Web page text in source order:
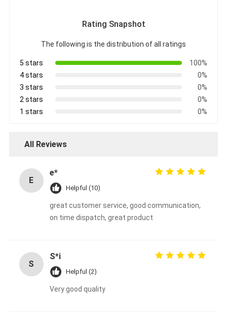
Rating Snapshot
The following is the distribution of all ratings
5 stars
100%
4 stars
0%
3 stars
0%
2 stars
0%
1 stars
0%
All Reviews
E
e*
Helpful (10)
great customer service, good communication,
on time dispatch, great product
S
S*i
Helpful (2)
Very good quality